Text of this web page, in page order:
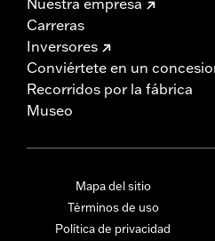
Carreras
Inversores
Conviértete en un
Recorridos por la fábrica
Museo
Mapa del sitio
Términos de uso
Política de privacidad